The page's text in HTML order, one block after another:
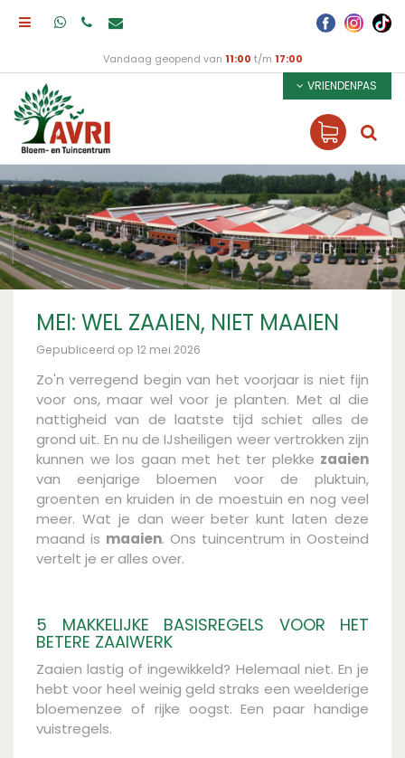
Vandaag geopend van 11:00 t/m 17:00
VRIENDENPAS
MEI: WEL ZAAIEN, NIET MAAIEN
Gepubliceerd op 12 mei 2026
Zo'n verregend begin van het voorjaar is niet fijn
voor ons, maar wel voor je planten. Met al die
nattigheid van de laatste tijd schiet alles de
grond uit. En nu de IJsheiligen weer vertrokken zijn
kunnen we los gaan met het ter plekke zaaien
van eenjarige bloemen voor de pluktuin,
groenten en kruiden in de moestuin en nog veel
meer. Wat je dan weer beter kunt laten deze
maand is maaien. Ons tuincentrum in Oosteind
vertelt je er alles over.
5 MAKKELIJKE BASISREGELS VOOR HET
BETERE ZAAIWERK
Zaaien lastig of ingewikkeld? Helemaal niet. En je
hebt voor heel weinig geld straks een weelderige
bloemenzee of rijke oogst. Een paar handige
vuistregels.